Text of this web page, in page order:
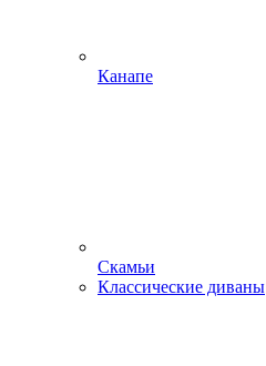
Канапе
Скамьи
Классические диваны